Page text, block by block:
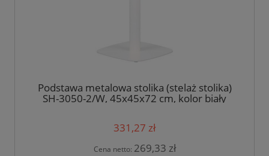
Podstawa metalowa stolika (stelaż stolika)
SH-3050-2/W, 45x45x72 cm, kolor biały
331,27 zł
Cena netto: 269,33 zł